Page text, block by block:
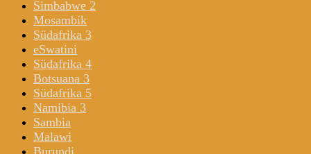
Simbabwe 2
Mosambik
Südafrika 3
eSwatini
Südafrika 4
Botsuana 3
Südafrika 5
Namibia 3
Sambia
Malawi